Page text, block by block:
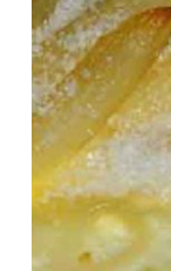
Oferta
Cos